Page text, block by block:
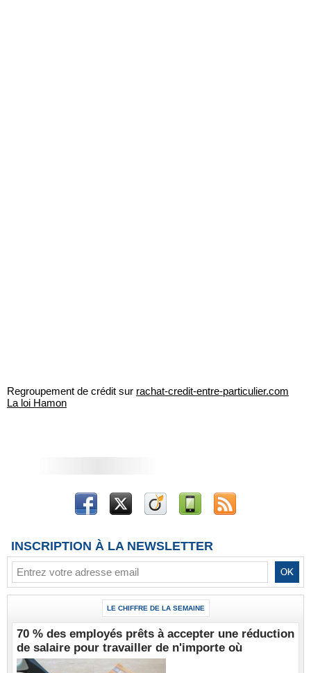
Regroupement de crédit sur rachat-credit-entre-particulier.com
La loi Hamon
INSCRIPTION À LA NEWSLETTER
LE CHIFFRE DE LA SEMAINE
70 % des employés prêts à accepter une réduction
de salaire pour travailler de n'importe où